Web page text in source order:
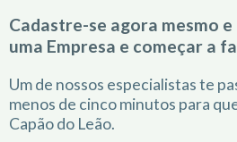
Cadastre-se agora mesmo
uma Empresa e começar a
Um de nossos especialistas te
menos de cinco minutos para
Capão do Leão.